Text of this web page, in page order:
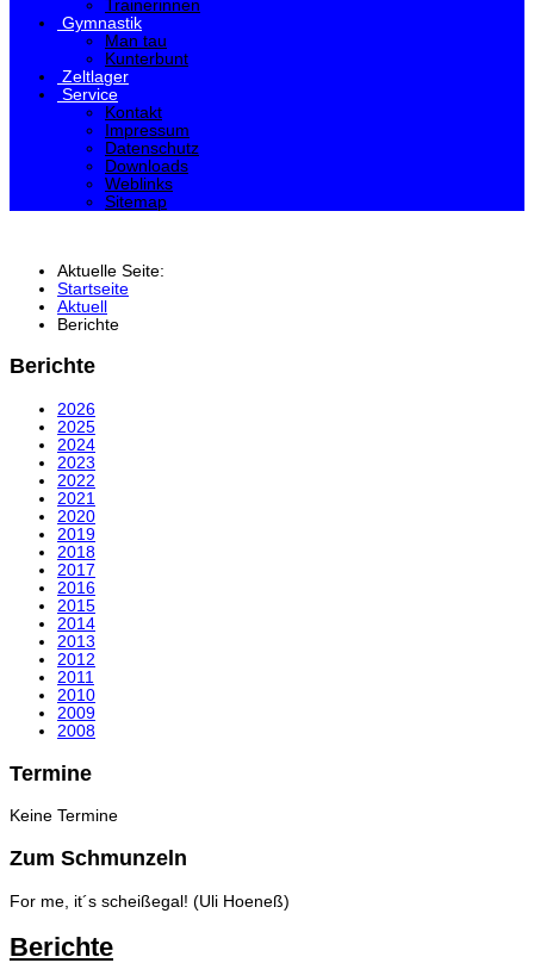
Trainerinnen
Gymnastik
Man tau
Kunterbunt
Zeltlager
Service
Kontakt
Impressum
Datenschutz
Downloads
Weblinks
Sitemap
Aktuelle Seite:
Startseite
Aktuell
Berichte
Berichte
2026
2025
2024
2023
2022
2021
2020
2019
2018
2017
2016
2015
2014
2013
2012
2011
2010
2009
2008
Termine
Keine Termine
Zum Schmunzeln
For me, it´s scheißegal! (Uli Hoeneß)
Berichte